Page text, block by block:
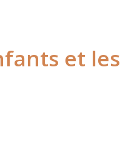
et les